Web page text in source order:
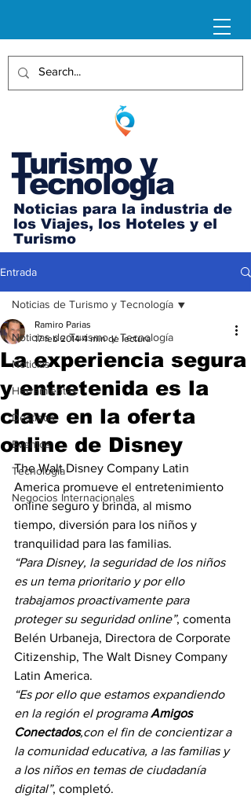
Turismo y
Tecnología
Noticias para la industria de
los Viajes, los Hoteles y el
Turismo
Entrada
Noticias de Turismo y Tecnología
Noticias
Herramientas
Destinos
Eventos
Tecnología
Negocios Internacionales
Noticias de Turismo y Tecnología
La experiencia segura
y entretenida es la
clave en la oferta
online de Disney
Ramiro Parias
17 feb 2014 4 min de lectura
The Walt Disney Company Latin
America promueve el entretenimiento
online seguro y brinda, al mismo
tiempo, diversión para los niños y
tranquilidad para las familias.
“Para Disney, la seguridad de los niños
es un tema prioritario y por ello
trabajamos proactivamente para
proteger su seguridad online”, comenta
Belén Urbaneja, Directora de Corporate
Citizenship, The Walt Disney Company
Latin America.
“Es por ello que estamos expandiendo
en la región el programa Amigos
Conectados,con el fin de concientizar a
la comunidad educativa, a las familias y
a los niños en temas de ciudadanía
digital”, completó.